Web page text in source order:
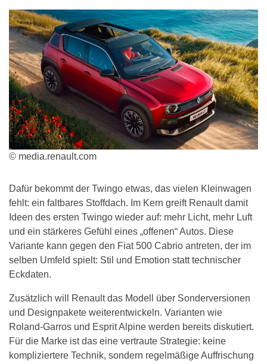
© media.renault.com
Dafür bekommt der Twingo etwas, das vielen Kleinwagen
fehlt: ein faltbares Stoffdach. Im Kern greift Renault damit
Ideen des ersten Twingo wieder auf: mehr Licht, mehr Luft
und ein stärkeres Gefühl eines „offenen“ Autos. Diese
Variante kann gegen den Fiat 500 Cabrio antreten, der im
selben Umfeld spielt: Stil und Emotion statt technischer
Eckdaten.
Zusätzlich will Renault das Modell über Sonderversionen
und Designpakete weiterentwickeln. Varianten wie
Roland-Garros und Esprit Alpine werden bereits diskutiert.
Für die Marke ist das eine vertraute Strategie: keine
kompliziertere Technik, sondern regelmäßige Auffrischung